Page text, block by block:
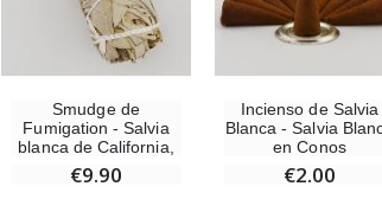
Smudge de
Fumigation - Salvia
blanca de California,
€9.90
Incienso de Salvia
Blanca - Salvia
en Conos
€2.00